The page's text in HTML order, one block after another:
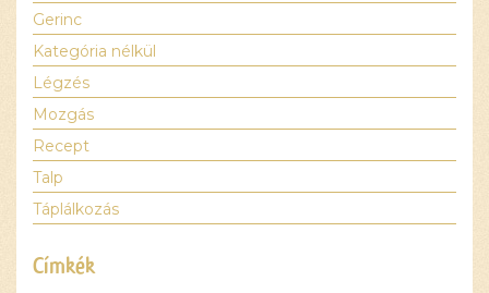
Gerinc
Kategória nélkül
Légzés
Mozgás
Recept
Talp
Táplálkozás
Címkék